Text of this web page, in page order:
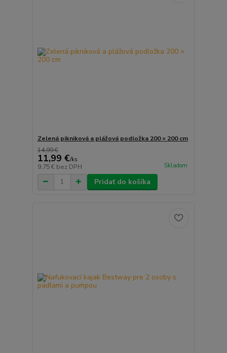
Zelená pikniková a plážová podložka 200 × 200 cm
14,99 €
11,99 €/ks
9,75 € bez DPH Skladom
Pridať do košíka